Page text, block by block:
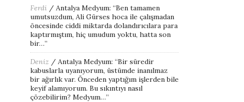
Ferdi / Antalya Medyum: “Ben tamamen
umutsuzdum, Ali Gürses hoca ile çalışmadan
öncesinde ciddi miktarda dolandırıcılara para
kaptırmıştım, hiç umudum yoktu, hatta son
bir…”
Deniz / Antalya Medyum: “Bir süredir
kabuslarla uyanıyorum, üstümde inanılmaz
bir ağırlık var. Önceden yaptığım işlerden bile
keyif alamıyorum. Bu sıkıntıyı nasıl
çözebilirim? Medyum…”